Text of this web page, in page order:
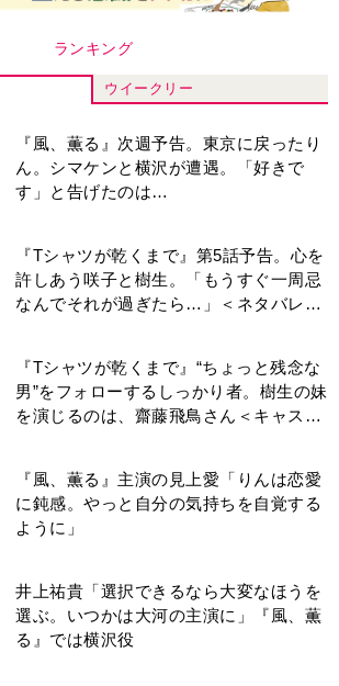
ランキング
ウイークリー
『風、薫る』次週予告。東京に戻ったり
ん。シマケンと横沢が遭遇。「好きで
す」と告げたのは…
『Tシャツが乾くまで』第5話予告。心を
許しあう咲子と樹生。「もうすぐ一周忌
なんでそれが過ぎたら…」＜ネタバレあ
『Tシャツが乾くまで』“ちょっと残念な
男”をフォローするしっかり者。樹生の妹
を演じるのは、齋藤飛鳥さん＜キャスト
『風、薫る』主演の見上愛「りんは恋愛
に鈍感。やっと自分の気持ちを自覚する
ように」
井上祐貴「選択できるなら大変なほうを
選ぶ。いつかは大河の主演に」『風、薫
る』では横沢役